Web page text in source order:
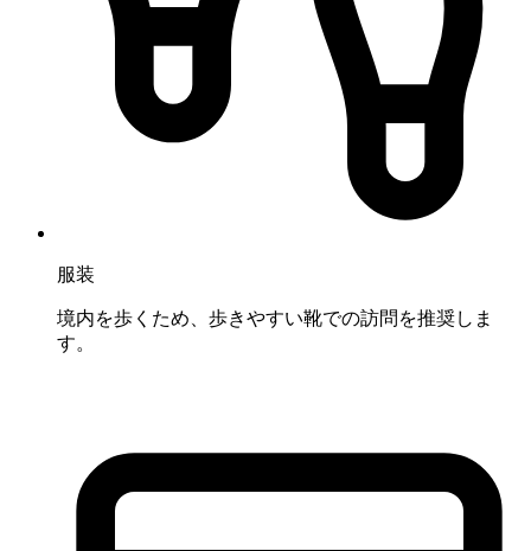
服装
境内を歩くため、歩きやすい靴での訪問を推奨しま
す。